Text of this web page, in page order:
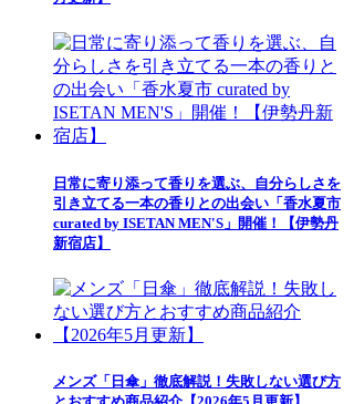
日常に寄り添って香りを選ぶ、自分らしさを
引き立てる一本の香りとの出会い「香水夏市
curated by ISETAN MEN'S」開催！【伊勢丹
新宿店】
メンズ「日傘」徹底解説！失敗しない選び方